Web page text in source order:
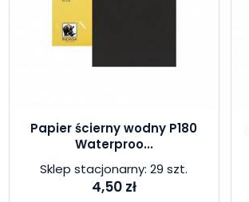
Papier ścierny wodny P180
Waterproo...
Sklep stacjonarny: 29 szt.
4,50 zł